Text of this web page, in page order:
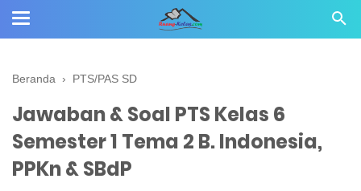
Beranda › PTS/PAS SD
Jawaban & Soal PTS Kelas 6
Semester 1 Tema 2 B. Indonesia,
PPKn & SBdP